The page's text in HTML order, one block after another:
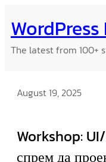
to
content
The latest from 100+
August 19, 2025
Workshop:
спрем да